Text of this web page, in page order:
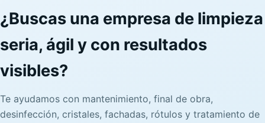
¿Buscas una empresa de limpieza
seria, ágil y con resultados
visibles?
Te ayudamos con mantenimiento, final de obra,
desinfección, cristales, fachadas, rótulos y tratamiento de